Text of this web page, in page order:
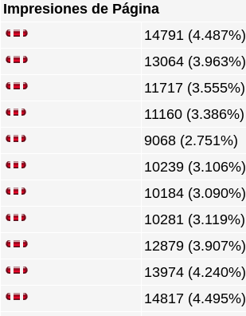
Impresiones de Página
14791 (4.487%)
13064 (3.963%)
11717 (3.555%)
11160 (3.386%)
9068 (2.751%)
10239 (3.106%)
10184 (3.090%)
10281 (3.119%)
12879 (3.907%)
13974 (4.240%)
14817 (4.495%)